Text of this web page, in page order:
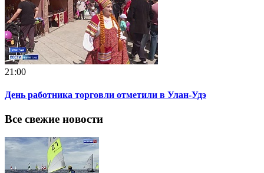
21:00
День работника торговли отметили в Улан-Удэ
Все свежие новости